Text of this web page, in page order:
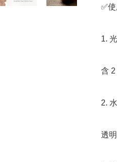
✅️
1.
含
2.
透